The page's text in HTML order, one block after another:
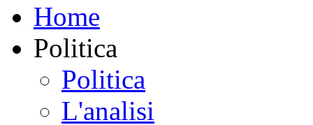
Home
Politica
Politica
L'analisi